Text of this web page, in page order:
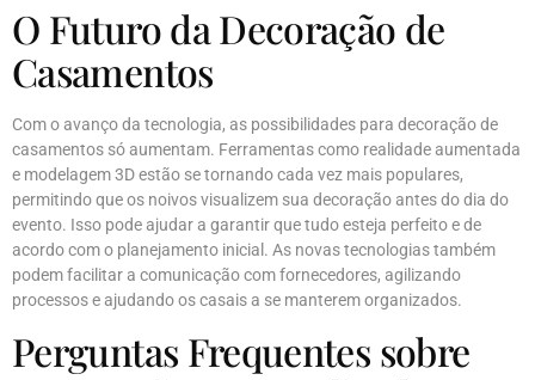
O Futuro da Decoração de
Casamentos
Com o avanço da tecnologia, as possibilidades para decoração de
casamentos só aumentam. Ferramentas como realidade aumentada
e modelagem 3D estão se tornando cada vez mais populares,
permitindo que os noivos visualizem sua decoração antes do dia do
evento. Isso pode ajudar a garantir que tudo esteja perfeito e de
acordo com o planejamento inicial. As novas tecnologias também
podem facilitar a comunicação com fornecedores, agilizando
processos e ajudando os casais a se manterem organizados.
Perguntas Frequentes sobre